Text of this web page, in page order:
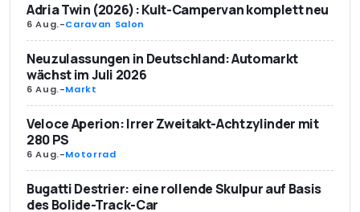
Adria Twin (2026): Kult-Campervan komplett neu
6 Aug.-Caravan Salon
Neuzulassungen in Deutschland: Automarkt
wächst im Juli 2026
6 Aug.-Markt
Veloce Aperion: Irrer Zweitakt-Achtzylinder mit
280 PS
6 Aug.-Motorrad
Bugatti Destrier: eine rollende Skulpur auf Basis
des Bolide-Track-Car